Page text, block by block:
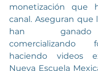
monetización que
canal. Aseguran que
han
comercializando
haciendo videos
Nueva Escuela